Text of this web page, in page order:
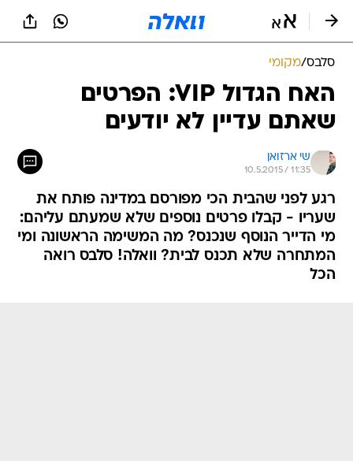
סלבס/מקומי
האח הגדול VIP: הפרטים
שאתם עדיין לא יודעים
שי ארזואן
10.5.2015 / 11:35
רגע לפני שהבית הכי מפורסם במדינה פותח את
שעריו - קבלו פרטים נוספים שלא שמעתם עליהם:
מי הדייר הנוסף שנכנס? מה המשימה הראשונה ומי
המתחרה שלא תכנס לבית? וואלה! סלבס רואה
הכל